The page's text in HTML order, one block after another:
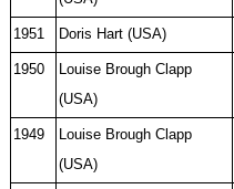
1951 Doris Hart (USA)
1950
Louise Brough Clapp
(USA)
1949
Louise Brough Clapp
(USA)